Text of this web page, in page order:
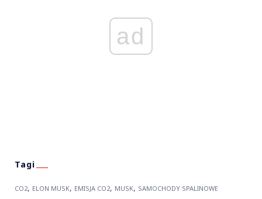
ad
CO2, ELON MUSK, EMISJA CO2, MUSK, SAMOCHODY SPALINOWE